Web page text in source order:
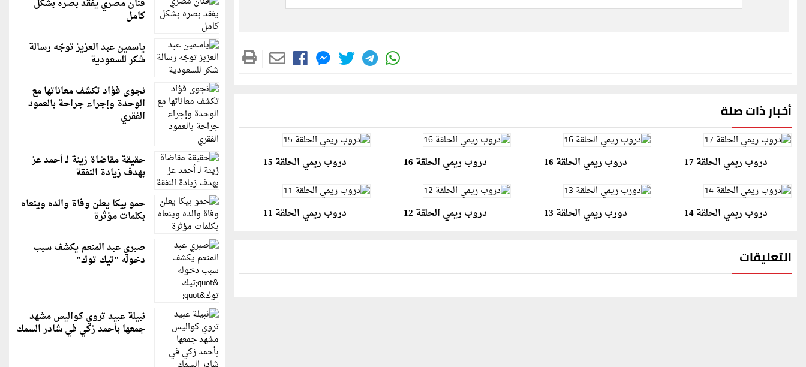
أخبار ذات صلة
دروب ريمي الحلقة 17 دروب ريمي الحلقة 16 دروب ريمي الحلقة 16 دروب ريمي الحلقة 15
دروب ريمي الحلقة 14 دورب ريمي الحلقة 13 دروب ريمي الحلقة 12 دروب ريمي الحلقة 11
التعليقات
فنان مصري يفقد بصره بشكل
كامل
ياسمين عبد العزيز توجّه رسالة
شكر للسعودية
نجوى فؤاد تكشف معاناتها مع
الوحدة وإجراء جراحة بالعمود
الفقري
حقيقة مقاضاة زينة لـ أحمد عز
بهدف زيادة النفقة
حمو بيكا يعلن وفاة والده وينعاه
بكلمات مؤثرة
صبري عبد المنعم يكشف سبب
دخوله "تيك توك"
نبيلة عبيد تروي كواليس مشهد
جمعها بأحمد زكي في شادر السمك